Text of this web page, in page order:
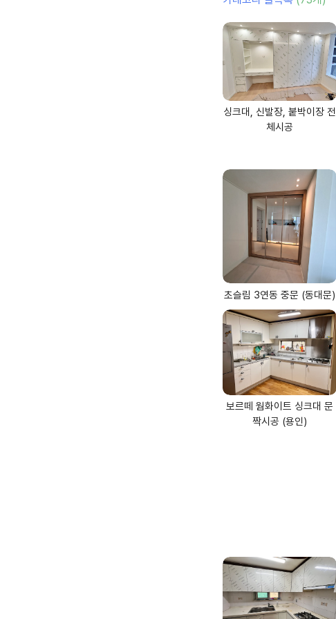
싱크대, 신발장, 붙박이장 전
체시공
초슬림 3연동 중문 (동대문)
보르떼 웜화이트 싱크대 문
짝시공 (용인)